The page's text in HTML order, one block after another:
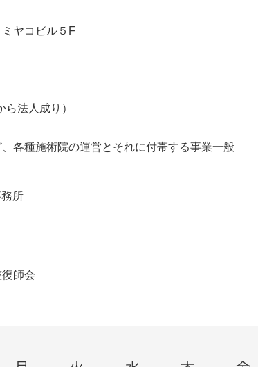
ヤコビル５F
法人成り）
各種施術院の運営とそれに付帯する事業一般
所
師会